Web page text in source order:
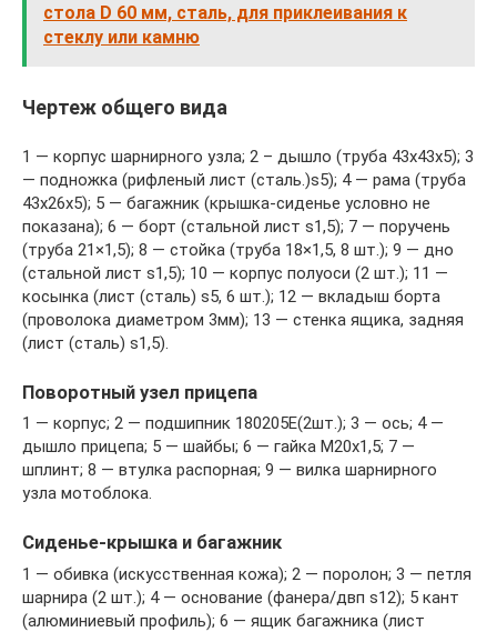
стола D 60 мм, сталь, для приклеивания к
стеклу или камню
Чертеж общего вида
1 — корпус шарнирного узла; 2 – дышло (труба 43x43x5); 3
— подножка (рифленый лист (сталь.)s5); 4 — рама (труба
43x26x5); 5 — багажник (крышка-сиденье условно не
показана); 6 — борт (стальной лист s1,5); 7 — поручень
(труба 21×1,5); 8 — стойка (труба 18×1,5, 8 шт.); 9 — дно
(стальной лист s1,5); 10 — корпус полуоси (2 шт.); 11 —
косынка (лист (сталь) s5, 6 шт.); 12 — вкладыш борта
(проволока диаметром 3мм); 13 — стенка ящика, задняя
(лист (сталь) s1,5).
Поворотный узел прицепа
1 — корпус; 2 — подшипник 180205Е(2шт.); 3 — ось; 4 —
дышло прицепа; 5 — шайбы; 6 — гайка М20х1,5; 7 —
шплинт; 8 — втулка распорная; 9 — вилка шарнирного
узла мотоблока.
Сиденье-крышка и багажник
1 — обивка (искусственная кожа); 2 — поролон; 3 — петля
шарнира (2 шт.); 4 — основание (фанера/двп s12); 5 кант
(алюминиевый профиль); 6 — ящик багажника (лист